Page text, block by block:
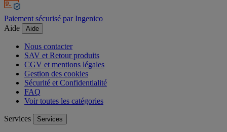
Paiement sécurisé par Ingenico
Aide
Aide
Nous contacter
SAV et Retour produits
CGV et mentions légales
Gestion des cookies
Sécurité et Confidentialité
FAQ
Voir toutes les catégories
Services Services